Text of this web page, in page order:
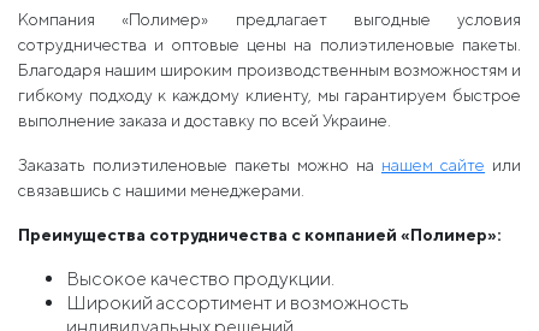
Компания «Полимер» предлагает выгодные условия
сотрудничества и оптовые цены на полиэтиленовые пакеты.
Благодаря нашим широким производственным возможностям и
гибкому подходу к каждому клиенту, мы гарантируем быстрое
выполнение заказа и доставку по всей Украине.
Заказать полиэтиленовые пакеты можно на нашем сайте или
связавшись с нашими менеджерами.
Преимущества сотрудничества с компанией «Полимер»:
Высокое качество продукции.
Широкий ассортимент и возможность